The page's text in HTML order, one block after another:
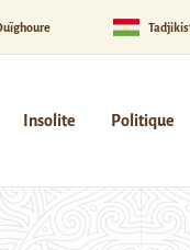
Insolite Politique